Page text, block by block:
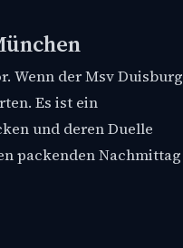
Wenn der Msv Duisburg
Es ist ein
und deren Duelle
packenden Nachmittag